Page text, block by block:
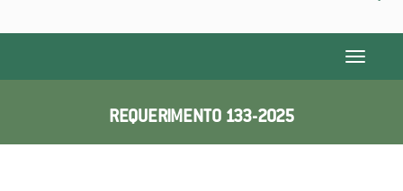
Toggle
REQUERIMENTO 133-2025